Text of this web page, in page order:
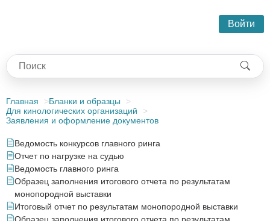
Войти
Главная
Бланки и образцы
Для кинологических организаций
Заявления и оформление документов
Ведомость конкурсов главного ринга
Отчет по нагрузке на судью
Ведомость главного ринга
Образец заполнения итогового отчета по результатам
монопородной выставки
Итоговый отчет по результатам монопородной выставки